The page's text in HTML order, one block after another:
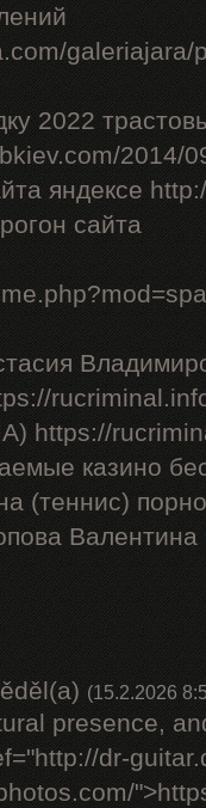
galeriajara/
2022
2014/
яндексе
сайта
https://
казино
(теннис)
(15.2.2026
presence,
dr-